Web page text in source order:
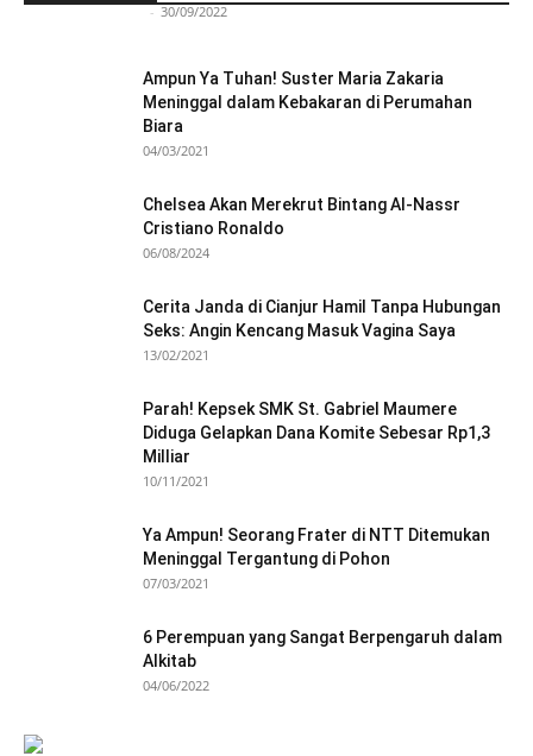
- 30/09/2022
Ampun Ya Tuhan! Suster Maria Zakaria
Meninggal dalam Kebakaran di Perumahan
Biara
04/03/2021
Chelsea Akan Merekrut Bintang Al-Nassr
Cristiano Ronaldo
06/08/2024
Cerita Janda di Cianjur Hamil Tanpa Hubungan
Seks: Angin Kencang Masuk Vagina Saya
13/02/2021
Parah! Kepsek SMK St. Gabriel Maumere
Diduga Gelapkan Dana Komite Sebesar Rp1,3
Milliar
10/11/2021
Ya Ampun! Seorang Frater di NTT Ditemukan
Meninggal Tergantung di Pohon
07/03/2021
6 Perempuan yang Sangat Berpengaruh dalam
Alkitab
04/06/2022